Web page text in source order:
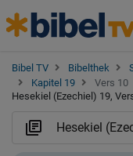
Bibel TV Bibelthek
Kapitel 19
Vers 10
Hesekiel (Ezechiel) 19,